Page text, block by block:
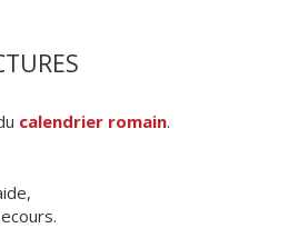
calendrier romain.